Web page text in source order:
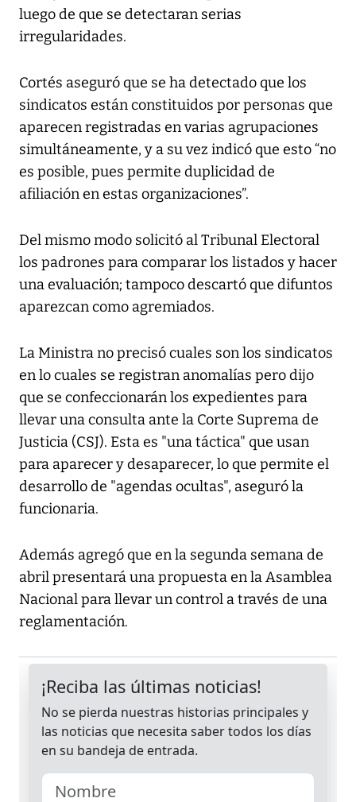
luego de que se detectaran serias
irregularidades.
Cortés aseguró que se ha detectado que los
sindicatos están constituidos por personas que
aparecen registradas en varias agrupaciones
simultáneamente, y a su vez indicó que esto “no
es posible, pues permite duplicidad de
afiliación en estas organizaciones”.
Del mismo modo solicitó al Tribunal Electoral
los padrones para comparar los listados y hacer
una evaluación; tampoco descartó que difuntos
aparezcan como agremiados.
La Ministra no precisó cuales son los sindicatos
en lo cuales se registran anomalías pero dijo
que se confeccionarán los expedientes para
llevar una consulta ante la Corte Suprema de
Justicia (CSJ). Esta es "una táctica" que usan
para aparecer y desaparecer, lo que permite el
desarrollo de "agendas ocultas", aseguró la
funcionaria.
Además agregó que en la segunda semana de
abril presentará una propuesta en la Asamblea
Nacional para llevar un control a través de una
reglamentación.